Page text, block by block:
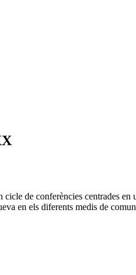
de conferències centrades
en els diferents medis de